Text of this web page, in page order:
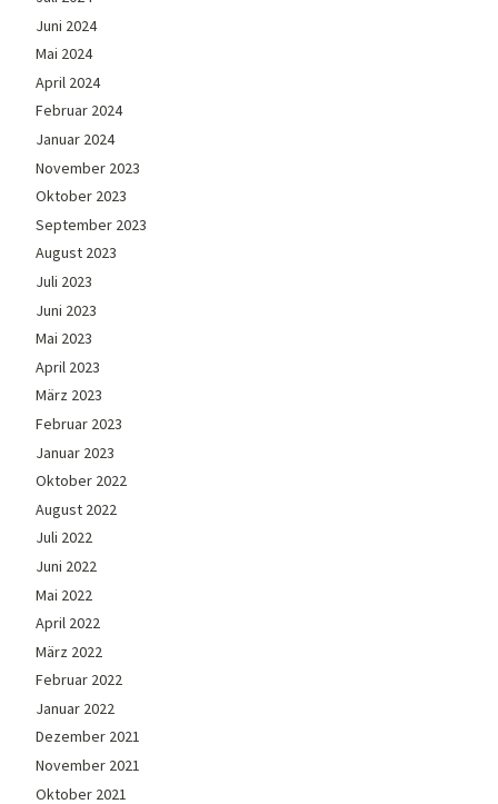
Juni 2024
Mai 2024
April 2024
Februar 2024
Januar 2024
November 2023
Oktober 2023
September 2023
August 2023
Juli 2023
Juni 2023
Mai 2023
April 2023
März 2023
Februar 2023
Januar 2023
Oktober 2022
August 2022
Juli 2022
Juni 2022
Mai 2022
April 2022
März 2022
Februar 2022
Januar 2022
Dezember 2021
November 2021
Oktober 2021